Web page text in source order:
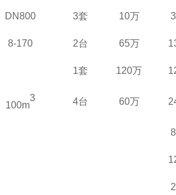
DN800 3套 10万
8-170 2台 65万
1套 120万
100m
3 4台 60万